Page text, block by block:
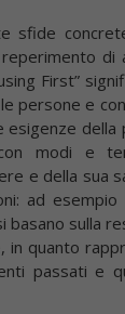
sfide
di
First”
persone e
della
modi e
e della sua
ad
basano sulla
in quanto
passati e